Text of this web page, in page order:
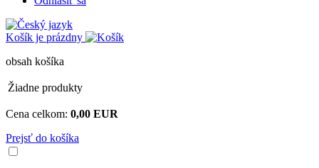
Košík je prázdny
obsah košíka
Žiadne produkty
Cena celkom: 0,00 EUR
Prejsť do košíka